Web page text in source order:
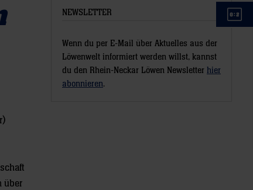
über
NEWSLETTER
Wenn du per E-Mail über Aktuelles aus der
Löwenwelt informiert werden willst, kannst
du den Rhein-Neckar Löwen Newsletter hier
abonnieren.